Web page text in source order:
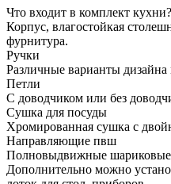
Что входит в комплект кухни?
Корпус, влагостойкая
фурнитура.
Ручки
Различные варианты
Петли
С доводчиком или без
Сушка для посуды
Хромированная сушка с
Направляющие пвш
Полновыдвижные
Дополнительно можно